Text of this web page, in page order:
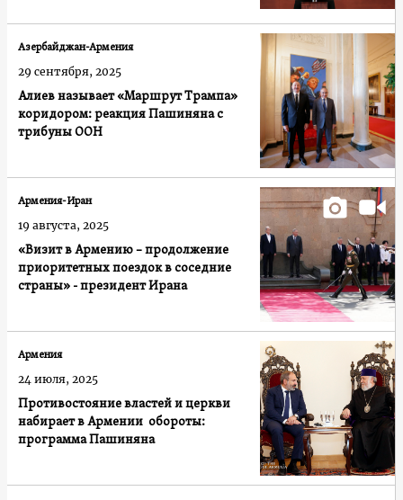
Алиев называет «Маршрут Трампа»
коридором: реакция Пашиняна с
трибуны ООН
Азербайджан-Армения
29 сентября, 2025
«Визит в Армению – продолжение
приоритетных поездок в соседние
страны» - президент Ирана
Армения-Иран
19 августа, 2025
Противостояние властей и церкви
набирает в Армении обороты:
программа Пашиняна
Армения
24 июля, 2025